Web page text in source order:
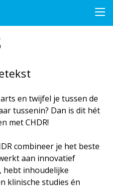
en twijfel je tussen de
tussenin? Dan is dit hét
met CHDR!
combineer je het beste
aan innovatief
hebt inhoudelijke
klinische studies én